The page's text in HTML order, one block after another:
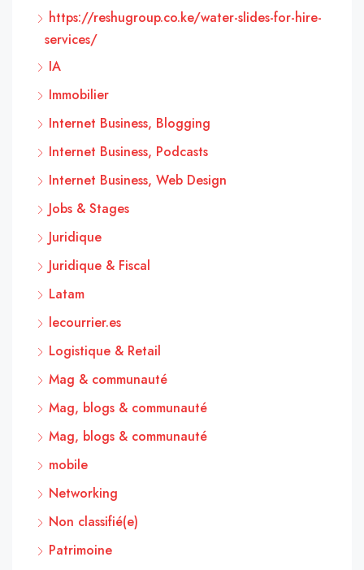
https://reshugroup.co.ke/water-slides-for-hire-
services/
IA
Immobilier
Internet Business, Blogging
Internet Business, Podcasts
Internet Business, Web Design
Jobs & Stages
Juridique
Juridique & Fiscal
Latam
lecourrier.es
Logistique & Retail
Mag & communauté
Mag, blogs & communauté
Mag, blogs & communauté
mobile
Networking
Non classifié(e)
Patrimoine